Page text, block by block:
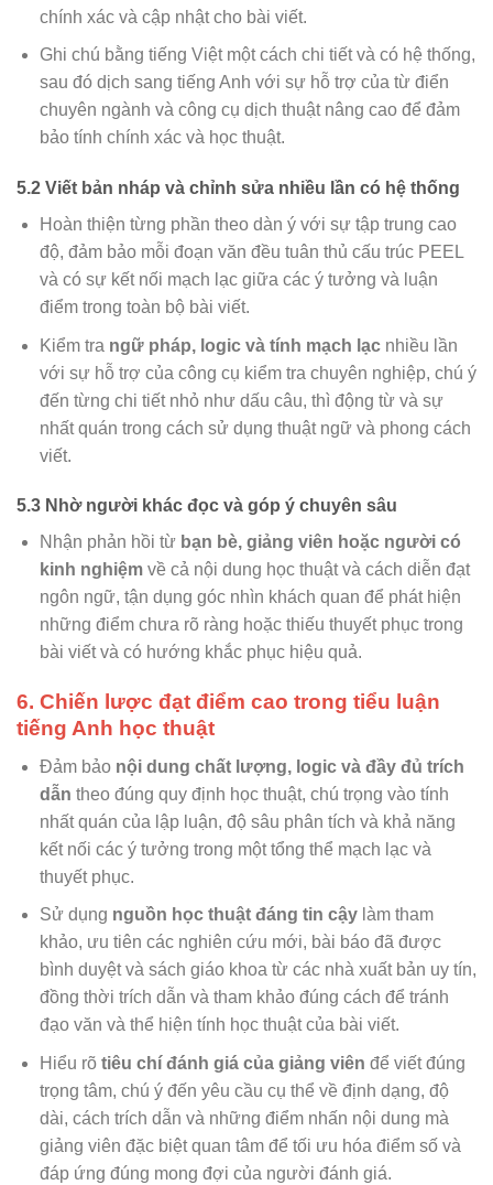
chính xác và cập nhật cho bài viết.
Ghi chú bằng tiếng Việt một cách chi tiết và có hệ thống,
sau đó dịch sang tiếng Anh với sự hỗ trợ của từ điển
chuyên ngành và công cụ dịch thuật nâng cao để đảm
bảo tính chính xác và học thuật.
5.2 Viết bản nháp và chỉnh sửa nhiều lần có hệ thống
Hoàn thiện từng phần theo dàn ý với sự tập trung cao
độ, đảm bảo mỗi đoạn văn đều tuân thủ cấu trúc PEEL
và có sự kết nối mạch lạc giữa các ý tưởng và luận
điểm trong toàn bộ bài viết.
Kiểm tra ngữ pháp, logic và tính mạch lạcnhiều lần
với sự hỗ trợ của công cụ kiểm tra chuyên nghiệp, chú ý
đến từng chi tiết nhỏ như dấu câu, thì động từ và sự
nhất quán trong cách sử dụng thuật ngữ và phong cách
viết.
5.3 Nhờ người khác đọc và góp ý chuyên sâu
Nhận phản hồi từ bạn bè, giảng viên hoặc người có
kinh nghiệmvề cả nội dung học thuật và cách diễn đạt
ngôn ngữ, tận dụng góc nhìn khách quan để phát hiện
những điểm chưa rõ ràng hoặc thiếu thuyết phục trong
bài viết và có hướng khắc phục hiệu quả.
6. Chiến lược đạt điểm cao trong tiểu luận
tiếng Anh học thuật
Đảm bảo nội dung chất lượng, logic và đầy đủ trích
dẫn theo đúng quy định học thuật, chú trọng vào tính
nhất quán của lập luận, độ sâu phân tích và khả năng
kết nối các ý tưởng trong một tổng thể mạch lạc và
thuyết phục.
Sử dụng nguồn học thuật đáng tin cậylàm tham
khảo, ưu tiên các nghiên cứu mới, bài báo đã được
bình duyệt và sách giáo khoa từ các nhà xuất bản uy tín,
đồng thời trích dẫn và tham khảo đúng cách để tránh
đạo văn và thể hiện tính học thuật của bài viết.
Hiểu rõ tiêu chí đánh giá của giảng viên để viết đúng
trọng tâm, chú ý đến yêu cầu cụ thể về định dạng, độ
dài, cách trích dẫn và những điểm nhấn nội dung mà
giảng viên đặc biệt quan tâm để tối ưu hóa điểm số và
đáp ứng đúng mong đợi của người đánh giá.